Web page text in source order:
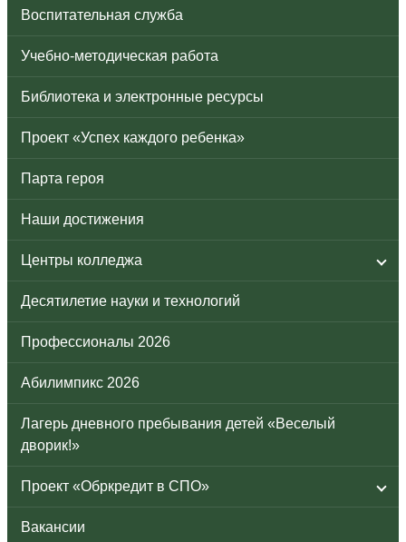
Воспитательная служба
Учебно-методическая работа
Библиотека и электронные ресурсы
Проект «Успех каждого ребенка»
Парта героя
Наши достижения
Центры колледжа
Десятилетие науки и технологий
Профессионалы 2026
Абилимпикс 2026
Лагерь дневного пребывания детей «Веселый
дворик!»
Проект «Обркредит в СПО»
Вакансии